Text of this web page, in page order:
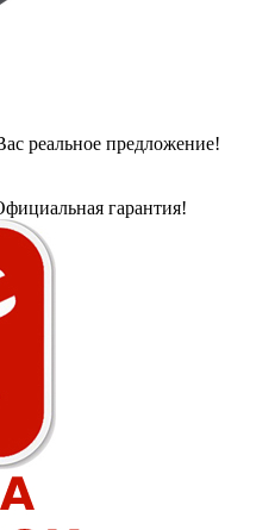
реальное предложение!
гарантия!